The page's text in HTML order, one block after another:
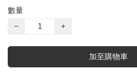
數量
−
+
加至購物車